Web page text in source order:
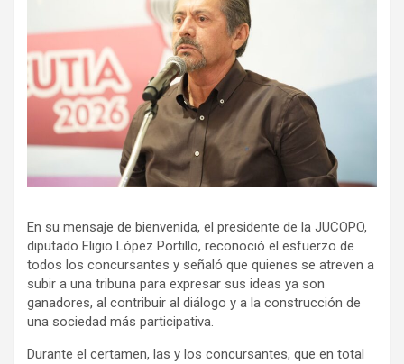
En su mensaje de bienvenida, el presidente de la JUCOPO,
diputado Eligio López Portillo, reconoció el esfuerzo de
todos los concursantes y señaló que quienes se atreven a
subir a una tribuna para expresar sus ideas ya son
ganadores, al contribuir al diálogo y a la construcción de
una sociedad más participativa.
Durante el certamen, las y los concursantes, que en total